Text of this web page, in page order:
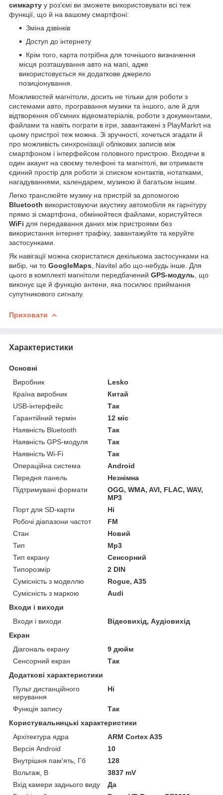
симкарту у роз'ємі ви зможете використовувати всі теж
функції, що й на вашому смартфоні:
Зміна дзвінків
Доступ до інтернету
Крім того, карта потрібна для точнішого визначення
місця розташування авто на мапі, адже
використовується як додаткове джерело
позиціонування.
Можливостей магнітоли, досить не тільки для роботи з
системами авто, програвання музики та іншого, але й для
відтворення об'ємних відеоматеріалів, роботи з документами,
файлами та навіть пограти в ігри, завантажені з PlayMarkrt на
цьому пристрої теж можна. Зі зручності, хочеться згадати й
про можливість синхронізації облікових записів між
смартфоном і інтерфейсом головного пристрою. Входячи в
один акаунт на своєму телефоні та магнітолі, ви отримаєте
єдиний простір для роботи зі списком контактів, нотатками,
нагадуваннями, календарем, музикою й багатьом іншим.
Легко транслюйте музику на пристрій за допомогою
Bluetooth використовуючи акустику автомобіля як гарнітуру
прямо зі смартфона, обмінюйтеся файлами, користуйтеся
WiFi для передавання даних між пристроями без
використання інтернет трафіку, завантажуйте та керуйте
застосунками.
Як навігації можна скористатися декількома застосунками на
вибір, чи то GoogleMaps , Navitel або що-небудь інше. Для
цього в комплекті магнітоли передбачений GPS-модуль , що
виконує ще й функцію антени, яка посилює приймання
супутникового сигналу.
Приховати
Характеристики
Основні
Виробник
Lesko
Країна виробник
Китай
USB-інтерфейс
Так
Гарантійний термін
12 міс
Наявність Bluetooth
Так
Наявність GPS-модуля
Так
Наявність Wi-Fi
Так
Операційна система
Android
Передня панель
Незнімна
Підтримувані формати
OGG, WMA, AVI, FLAC, WAV,
MP3
Порт для SD-карти
Ні
Робочі діапазони частот
FM
Стан
Новий
Тип
Mp3
Тип екрану
Сенсорний
Типорозмір
2 DIN
Сумісність з моделлю
Rogue, A35
Сумісність з маркою
Audi
Входи і виходи
Входи і виходи
Відеовихід, Аудіовихід
Екран
Діагональ екрану
9 дюйм
Сенсорний екран
Так
Додаткові характеристики
Пульт дистанційного
керування
Ні
Функція запису
Так
Користувальницькі характеристики
Архітектура ядра
ARM Cortex A35
Версія Android
10
Внутрішня пам'ять, Гб
128
Вольтаж, В
3837 mV
Вхід камери заднього виду
Да